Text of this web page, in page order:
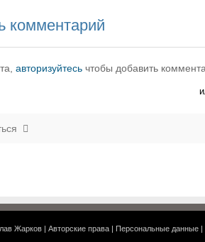
комментарий
авторизуйтесь чтобы добавить
Жарков | Авторские права | Персональные данные |